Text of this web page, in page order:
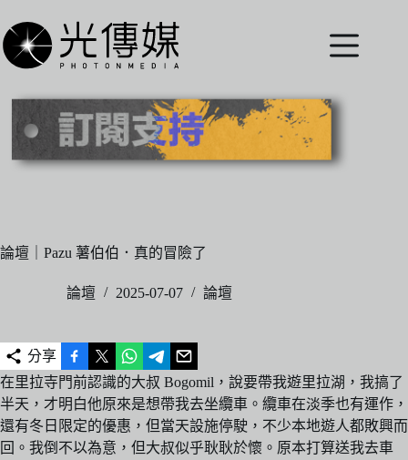
至
主
內
論壇｜Pazu 薯伯伯．真的冒險了
論壇 2025-07-07 論壇
分享
在里拉寺門前認識的大叔 Bogomil，說要帶我遊里拉湖，我搞了
半天，才明白他原來是想帶我去坐纜車。纜車在淡季也有運作，
還有冬日限定的優惠，但當天設施停駛，不少本地遊人都敗興而
回。我倒不以為意，但大叔似乎耿耿於懷。原本打算送我去車